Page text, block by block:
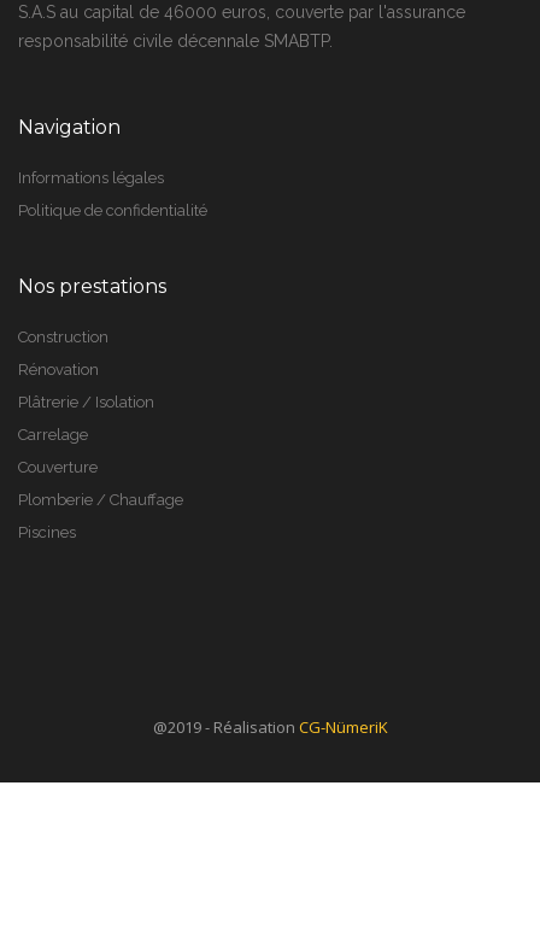
S.A.S au capital de 46000 euros, couverte par l'assurance
responsabilité civile décennale SMABTP.
Navigation
Informations légales
Politique de confidentialité
Nos prestations
Construction
Rénovation
Plâtrerie / Isolation
Carrelage
Couverture
Plomberie / Chauffage
Piscines
@2019 - Réalisation CG-NümeriK